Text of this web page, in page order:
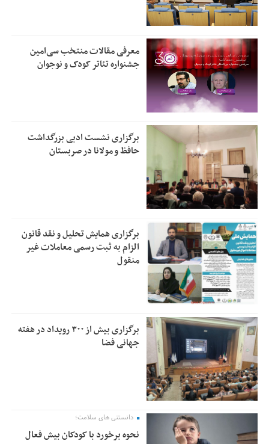
معرفی مقالات منتخب سی‌امین
جشنواره تئاتر کودک و نوجوان
برگزاری نشست ادبی بزرگداشت
حافظ و مولانا در صربستان
برگزاری همایش تحلیل و نقد قانون
الزام به ثبت رسمی معاملات غیر
منقول
برگزاری بیش از ۳۰۰ رویداد در هفته
جهانی فضا
دانستنی های سلامت؛
نحوه برخورد با کودکان بیش فعال